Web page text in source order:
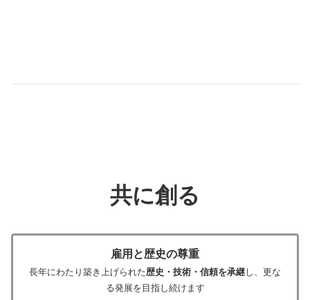
共に創る
雇用と歴史の尊重
長年にわたり築き上げられた歴史・技術・信頼を承継し、更な
る発展を目指し続けます